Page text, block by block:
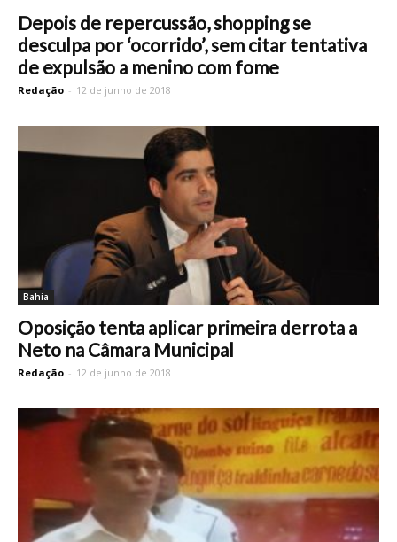
Depois de repercussão, shopping se
desculpa por ‘ocorrido’, sem citar tentativa
de expulsão a menino com fome
Redação - 12 de junho de 2018
Bahia
Oposição tenta aplicar primeira derrota a
Neto na Câmara Municipal
Redação - 12 de junho de 2018